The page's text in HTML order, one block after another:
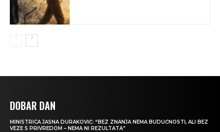
DOBAR DAN
MINISTRICA JASNA DURAKOVIĆ: “BEZ ZNANJA NEMA BUDUĆNOSTI, ALI BEZ
VEZE S PRIVREDOM – NEMA NI REZULTATA”